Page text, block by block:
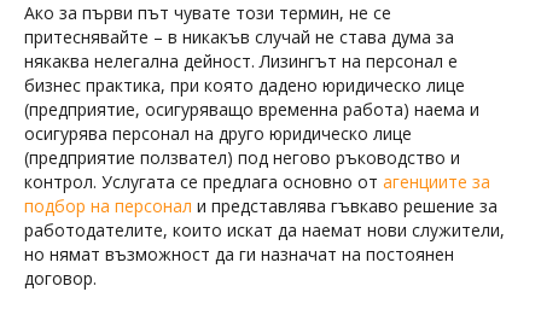
Ако за първи път чувате този термин, не се
притеснявайте – в никакъв случай не става дума за
някаква нелегална дейност. Лизингът на персонал е
бизнес практика, при която дадено юридическо лице
(предприятие, осигуряващо временна работа) наема и
осигурява персонал на друго юридическо лице
(предприятие ползвател) под негово ръководство и
контрол. Услугата се предлага основно от агенциите за
подбор на персонал и представлява гъвкаво решение за
работодателите, които искат да наемат нови служители,
но нямат възможност да ги назначат на постоянен
договор.